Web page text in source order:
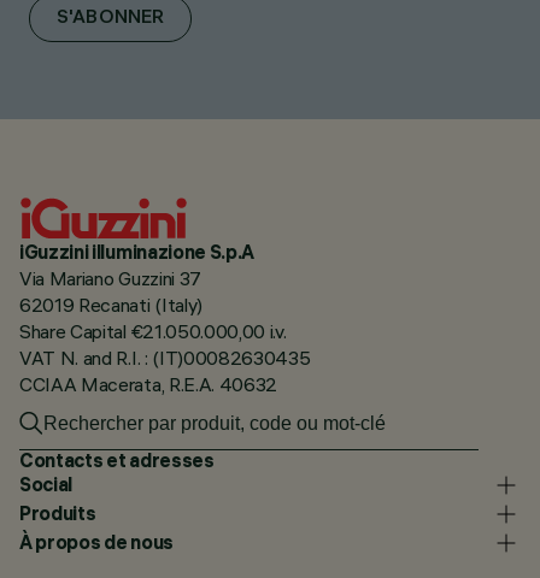
S'ABONNER
iGuzzini illuminazione S.p.A
Via Mariano Guzzini 37
62019 Recanati (Italy)
Share Capital €21.050.000,00 i.v.
VAT N. and R.I. : (IT)00082630435
CCIAA Macerata, R.E.A. 40632
Contacts et adresses
Social
Produits
À propos de nous